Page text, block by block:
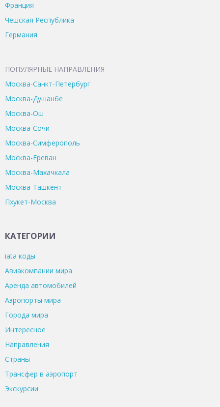
Франция
Чешская Республика
Германия
ПОПУЛЯРНЫЕ НАПРАВЛЕНИЯ
Москва-Санкт-Петербург
Москва-Душанбе
Москва-Ош
Москва-Сочи
Москва-Симферополь
Москва-Ереван
Москва-Махачкала
Москва-Ташкент
Пхукет-Москва
КАТЕГОРИИ
iata коды
Авиакомпании мира
Аренда автомобилей
Аэропорты мира
Города мира
Интересное
Направления
Страны
Трансфер в аэропорт
Экскурсии